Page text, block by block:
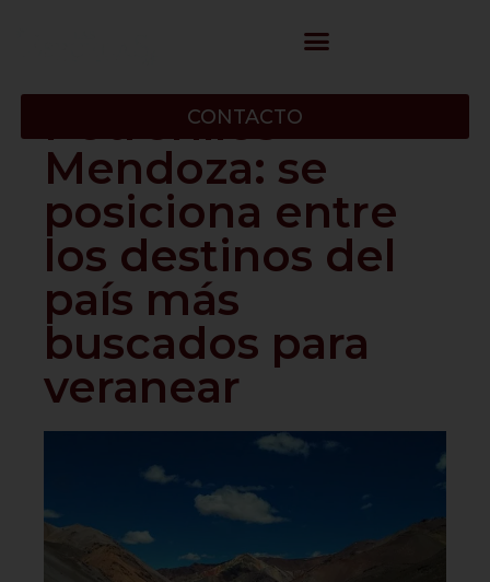
CONTACTO
Potrerillos
Mendoza: se
posiciona entre
los destinos del
país más
buscados para
veranear